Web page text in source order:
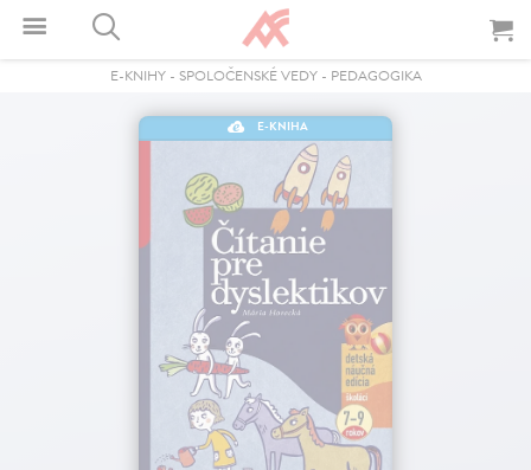
E-KNIHY- SPOLOČENSKÉ VEDY- PEDAGOGIKA
E-KNIHA